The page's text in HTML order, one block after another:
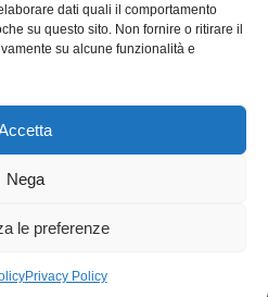
dati quali il comportamento
su questo sito. Non fornire o ritirare il
su alcune funzionalità e
Nega
le preferenze
Privacy Policy
Provincia di Brescia
Theme bybavotasan.com
i cookie. Continuando a utilizzare